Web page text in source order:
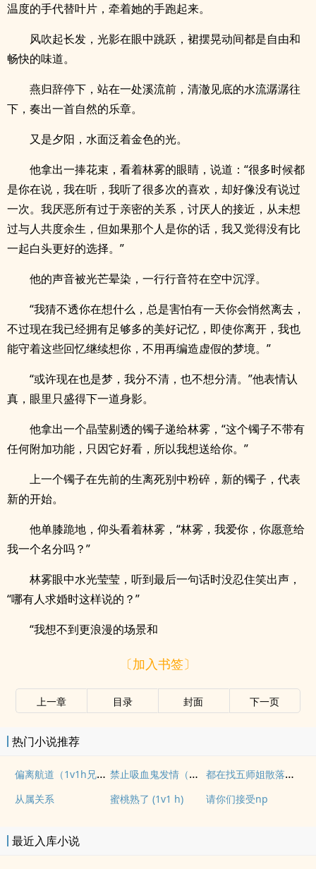
温度的手代替叶片，牵着她的手跑起来。
风吹起长发，光影在眼中跳跃，裙摆晃动间都是自由和
畅快的味道。
燕归辞停下，站在一处溪流前，清澈见底的水流潺潺往
下，奏出一首自然的乐章。
又是夕阳，水面泛着金色的光。
他拿出一捧花束，看着林雾的眼睛，说道：“很多时候都
是你在说，我在听，我听了很多次的喜欢，却好像没有说过
一次。我厌恶所有过于亲密的关系，讨厌人的接近，从未想
过与人共度余生，但如果那个人是你的话，我又觉得没有比
一起白头更好的选择。”
他的声音被光芒晕染，一行行音符在空中沉浮。
“我猜不透你在想什么，总是害怕有一天你会悄然离去，
不过现在我已经拥有足够多的美好记忆，即使你离开，我也
能守着这些回忆继续想你，不用再编造虚假的梦境。”
“或许现在也是梦，我分不清，也不想分清。”他表情认
真，眼里只盛得下一道身影。
他拿出一个晶莹剔透的镯子递给林雾，“这个镯子不带有
任何附加功能，只因它好看，所以我想送给你。”
上一个镯子在先前的生离死别中粉碎，新的镯子，代表
新的开始。
他单膝跪地，仰头看着林雾，“林雾，我爱你，你愿意给
我一个名分吗？”
林雾眼中水光莹莹，听到最后一句话时没忍住笑出声，
“哪有人求婚时这样说的？”
“我想不到更浪漫的场景和
〔加入书签〕
上一章 目录 封面 下一页
热门小说推荐
偏离航道（1v1h兄妹骨科bg） 禁止吸血鬼发情（姐狗高H 1v1） 都在找五师姐散落的法宝
从属关系 蜜桃熟了 (1v1 h) 请你们接受np
最近入库小说